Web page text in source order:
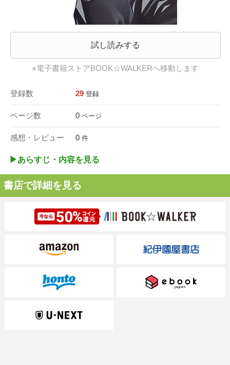
試し読みする
※電子書籍ストアBOOK☆WALKERへ移動します
登録数 29 登録
ページ数 0 ページ
感想・レビュー 0 件
▶︎あらすじ・内容を見る
書店で詳細を見る